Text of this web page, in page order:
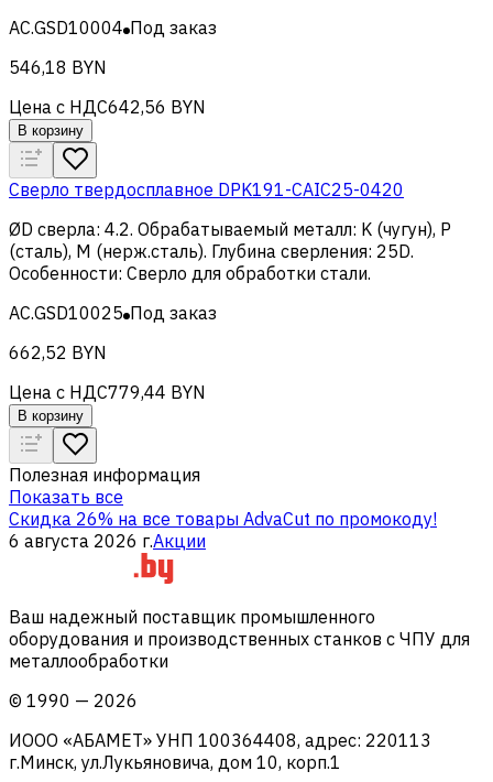
AC.GSD10004 Под заказ
546,18 BYN
Цена с НДС642,56 BYN
В корзину
Сверло твердосплавное DPK191-CAIC25-0420
ØD сверла: 4.2. Обрабатываемый металл: K (чугун), Р
(сталь), M (нерж.сталь). Глубина сверления: 25D.
Особенности: Сверло для обработки стали.
AC.GSD10025 Под заказ
662,52 BYN
Цена с НДС779,44 BYN
В корзину
Полезная информация
Показать все
Скидка 26% на все товары AdvaCut по промокоду!
6 августа 2026 г.Акции
Ваш надежный поставщик промышленного
оборудования и производственных станков с ЧПУ для
металлообработки
© 1990 — 2026
ИООО «АБАМЕТ» УНП 100364408, адрес: 220113
г.Минск, ул.Лукьяновича, дом 10, корп.1